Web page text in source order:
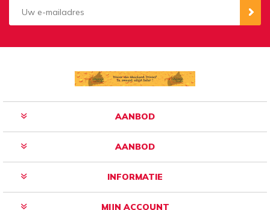
AANBOD
AANBOD
INFORMATIE
MIJN ACCOUNT